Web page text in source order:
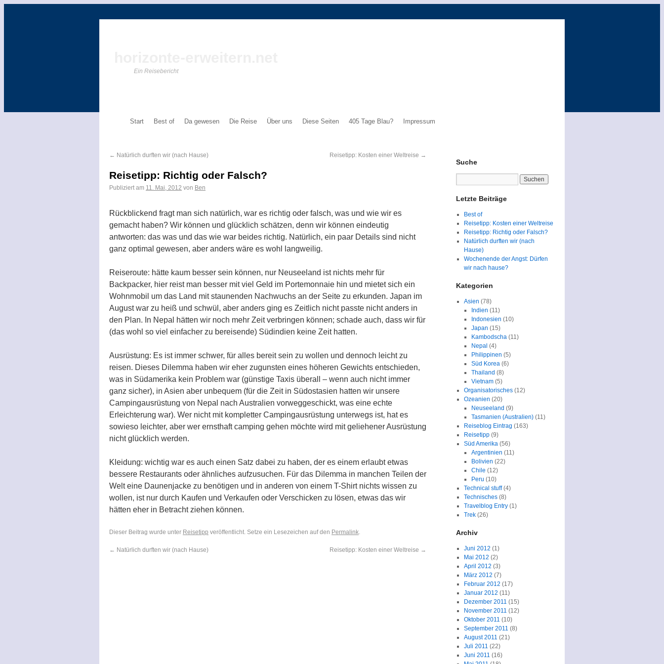
Ein Reisebericht
Start Best of Da gewesen Die Reise Über uns Diese Seiten 405 Tage Blau? Impressum
← Natürlich durften wir (nach Hause) Reisetipp: Kosten einer Weltreise →
Reisetipp: Richtig oder Falsch?
Publiziert am 11. Mai, 2012 von Ben
Rückblickend fragt man sich natürlich, war es richtig oder falsch, was und wie wir es
gemacht haben? Wir können und glücklich schätzen, denn wir können eindeutig
antworten: das was und das wie war beides richtig. Natürlich, ein paar Details sind nicht
ganz optimal gewesen, aber anders wäre es wohl langweilig.
Reiseroute: hätte kaum besser sein können, nur Neuseeland ist nichts mehr für
Backpacker, hier reist man besser mit viel Geld im Portemonnaie hin und mietet sich ein
Wohnmobil um das Land mit staunenden Nachwuchs an der Seite zu erkunden. Japan im
August war zu heiß und schwül, aber anders ging es Zeitlich nicht passte nicht anders in
den Plan. In Nepal hätten wir noch mehr Zeit verbringen können; schade auch, dass wir für
(das wohl so viel einfacher zu bereisende) Südindien keine Zeit hatten.
Ausrüstung: Es ist immer schwer, für alles bereit sein zu wollen und dennoch leicht zu
reisen. Dieses Dilemma haben wir eher zugunsten eines höheren Gewichts entschieden,
was in Südamerika kein Problem war (günstige Taxis überall – wenn auch nicht immer
ganz sicher), in Asien aber unbequem (für die Zeit in Südostasien hatten wir unsere
Campingausrüstung von Nepal nach Australien vorweggeschickt, was eine echte
Erleichterung war). Wer nicht mit kompletter Campingausrüstung unterwegs ist, hat es
sowieso leichter, aber wer ernsthaft camping gehen möchte wird mit geliehener Ausrüstung
nicht glücklich werden.
Kleidung: wichtig war es auch einen Satz dabei zu haben, der es einem erlaubt etwas
bessere Restaurants oder ähnliches aufzusuchen. Für das Dilemma in manchen Teilen der
Welt eine Daunenjacke zu benötigen und in anderen von einem T-Shirt nichts wissen zu
wollen, ist nur durch Kaufen und Verkaufen oder Verschicken zu lösen, etwas das wir
hätten eher in Betracht ziehen können.
Dieser Beitrag wurde unter Reisetipp veröffentlicht. Setze ein Lesezeichen auf den Permalink.
← Natürlich durften wir (nach Hause) Reisetipp: Kosten einer Weltreise →
Suche
Letzte Beiträge
Best of
Reisetipp: Kosten einer Weltreise
Reisetipp: Richtig oder Falsch?
Natürlich durften wir (nach
Hause)
Wochenende der Angst: Dürfen
wir nach hause?
Kategorien
Asien (78)
Indien (11)
Indonesien (10)
Japan (15)
Kambodscha (11)
Nepal (4)
Philippinen (5)
Süd Korea (6)
Thailand (8)
Vietnam (5)
Organisatorisches(12)
Ozeanien (20)
Neuseeland (9)
Tasmanien (Australien) (11)
Reiseblog Eintrag (163)
Reisetipp(9)
Süd Amerika(56)
Argentinien (11)
Bolivien (22)
Chile (12)
Peru (10)
Technical stuff(4)
Technisches(8)
Travelblog Entry(1)
Trek(26)
Archiv
Juni 2012 (1)
Mai 2012 (2)
April 2012 (3)
März 2012 (7)
Februar 2012 (17)
Januar 2012 (11)
Dezember 2011 (15)
November 2011 (12)
Oktober 2011 (10)
September 2011 (8)
August 2011 (21)
Juli 2011 (22)
Juni 2011 (16)